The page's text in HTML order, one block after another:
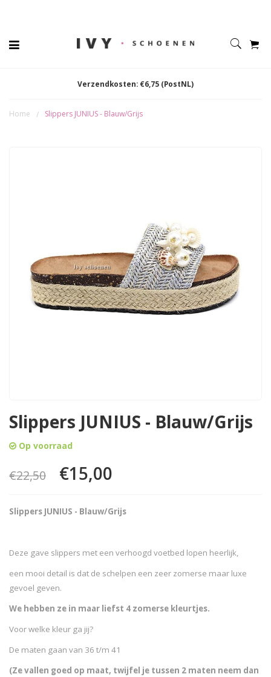
Verzendkosten: €6,75 (PostNL)
Home / Slippers JUNIUS - Blauw/Grijs
Slippers JUNIUS - Blauw/Grijs
Op voorraad
€22,50 €15,00
Slippers JUNIUS - Blauw/Grijs
Deze gave slippers met een verhoogd voetbed lopen heerlijk,
een mooi detail is dat de schelpen een zeer zomerse maar luxe
gevoel geven.
We hebben ze in maar liefst 4 zomerse kleurtjes.
Voor welke kleur ga jij?
De maten gaan van 36 t/m 41
(Ze vallen goed op maat, twijfel je tussen 2 maten neem dan